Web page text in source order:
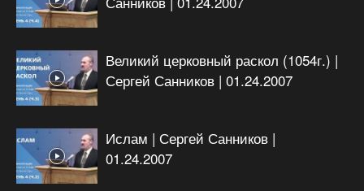
Великий церковный раскол (1054г.) |
Сергей Санников | 01.24.2007
Ислам | Сергей Санников |
01.24.2007